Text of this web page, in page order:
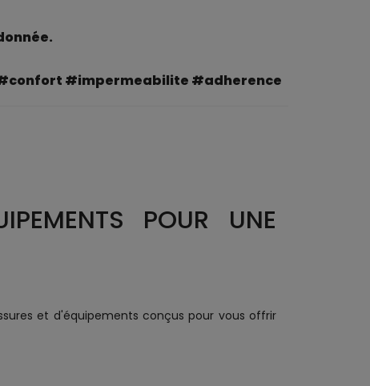
#impermeabilite #adherence
POUR UNE
et d'équipements conçus pour vous offrir